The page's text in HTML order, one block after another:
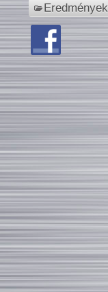
Eredmények